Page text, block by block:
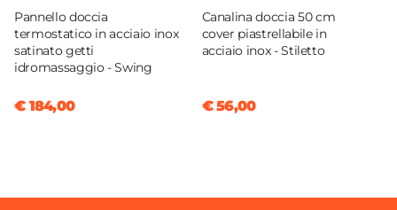
Pannello doccia
termostatico in acciaio inox
satinato getti
idromassaggio - Swing
€ 184,00
Canalina doccia 50 cm
cover piastrellabile in
acciaio inox - Stiletto
€ 56,00